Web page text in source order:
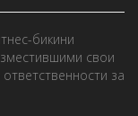
бикини
свои
за